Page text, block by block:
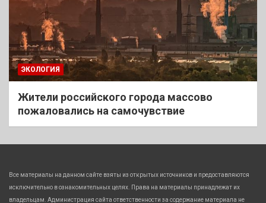
ЭКОЛОГИЯ
Жители российского города массово
пожаловались на самочувствие
Все материалы на данном сайте взяты из открытых источников и предоставляются
исключительно в ознакомительных целях. Права на материалы принадлежат их
владельцам. Администрация сайта ответственности за содержание материала не